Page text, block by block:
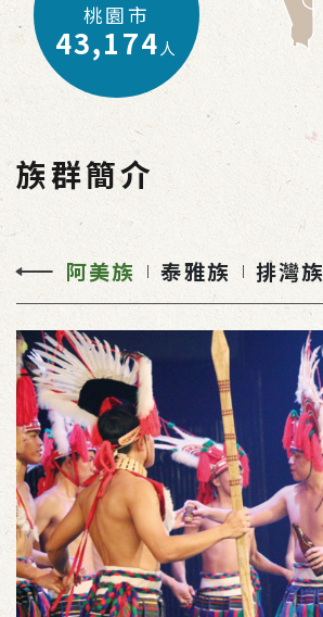
桃園市
43,174人
族群簡介
頁 阿美族 泰雅族 排灣族